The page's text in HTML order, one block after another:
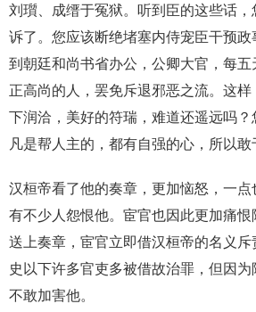
刘瓆、成缙于冤狱。听到臣的这些话，
诉了。您应该断绝堵塞内侍宠臣干预
到朝廷和尚书省办公，公卿大官，每
正高尚的人，罢免斥退邪恶之流。这
下润洽，美好的符瑞，难道还遥远吗？
凡是帮人主的，都有自强的心，所以敢
汉桓帝看了他的奏章，更加恼怒，一点
有不少人怨恨他。宦官也因此更加痛
送上奏章，宦官立即借汉桓帝的名义
史以下许多官吏多被借故治罪，但因
不敢加害他。